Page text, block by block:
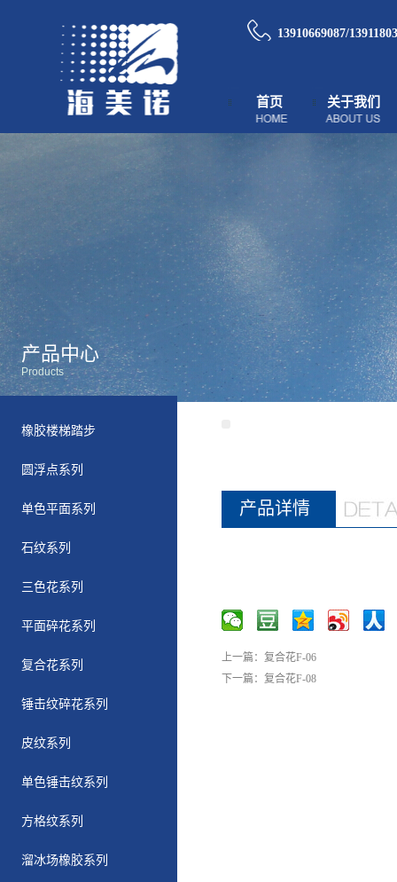
13910669087/
首页 关于我们
产品中心
Products
橡胶楼梯踏步
圆浮点系列
单色平面系列
石纹系列
三色花系列
平面碎花系列
复合花系列
锤击纹碎花系列
皮纹系列
单色锤击纹系列
方格纹系列
溜冰场橡胶系列
产品详情
上一篇： 复合花F-06
下一篇： 复合花F-08